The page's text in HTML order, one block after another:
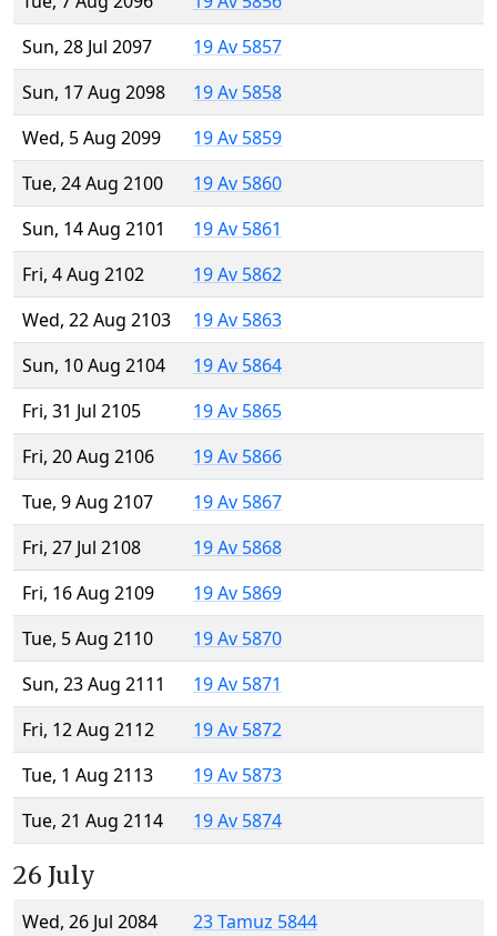
Sun, 28 Jul 2097
19 Av 5857
Sun, 17 Aug 2098
19 Av 5858
Wed, 5 Aug 2099
19 Av 5859
Tue, 24 Aug 2100
19 Av 5860
Sun, 14 Aug 2101
19 Av 5861
Fri, 4 Aug 2102
19 Av 5862
Wed, 22 Aug 2103
19 Av 5863
Sun, 10 Aug 2104
19 Av 5864
Fri, 31 Jul 2105
19 Av 5865
Fri, 20 Aug 2106
19 Av 5866
Tue, 9 Aug 2107
19 Av 5867
Fri, 27 Jul 2108
19 Av 5868
Fri, 16 Aug 2109
19 Av 5869
Tue, 5 Aug 2110
19 Av 5870
Sun, 23 Aug 2111
19 Av 5871
Fri, 12 Aug 2112
19 Av 5872
Tue, 1 Aug 2113
19 Av 5873
Tue, 21 Aug 2114
19 Av 5874
26 July
Wed, 26 Jul 2084
23 Tamuz 5844